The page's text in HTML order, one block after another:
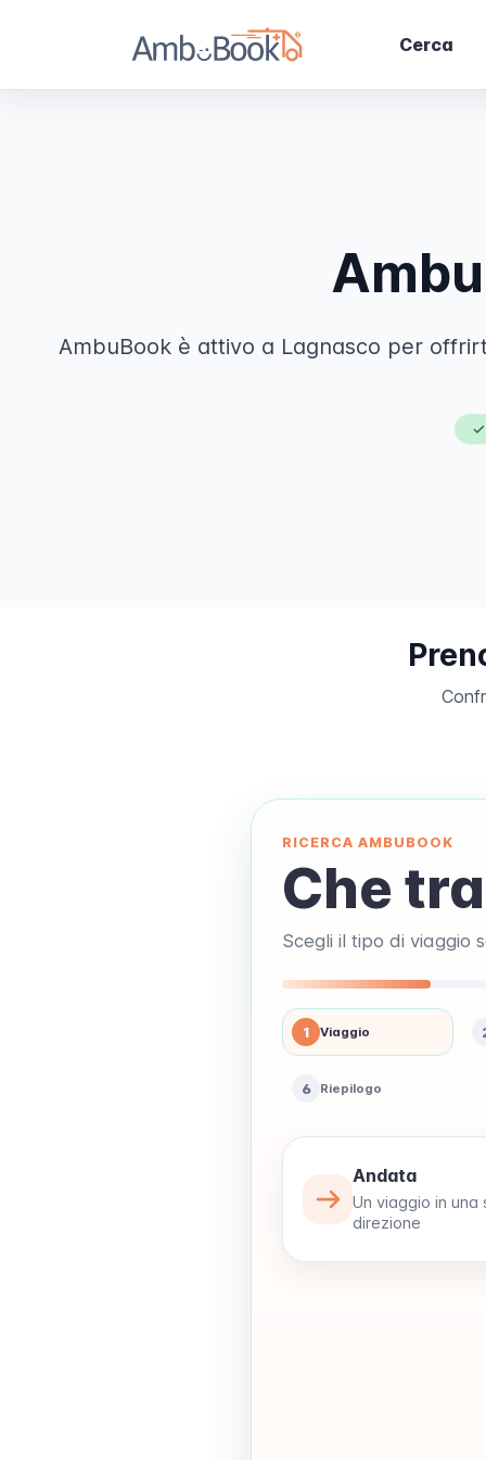
Cerca
AmbuBook è attivo a Lagnasco per
✓
RICERCA AMBUBOOK
Che
Scegli il tipo di viaggio
1 Viaggio
6 Riepilogo
Andata
Un viaggio in una
direzione